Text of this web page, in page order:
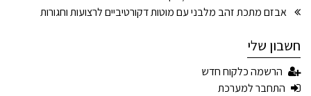
אבזם מתכת זהב מלבני עם מוטות דקורטיביים לרצועות וחגורות
חשבון שלי
הרשמה כלקוח חדש
התחבר למערכת